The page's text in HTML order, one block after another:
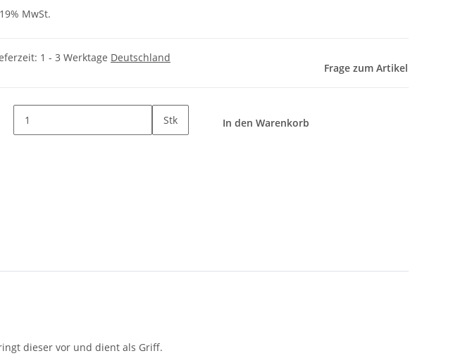
MwSt.
1 - 3 Werktage Deutschland
Frage zum Artikel
Stk In den Warenkorb
dieser vor und dient als Griff.